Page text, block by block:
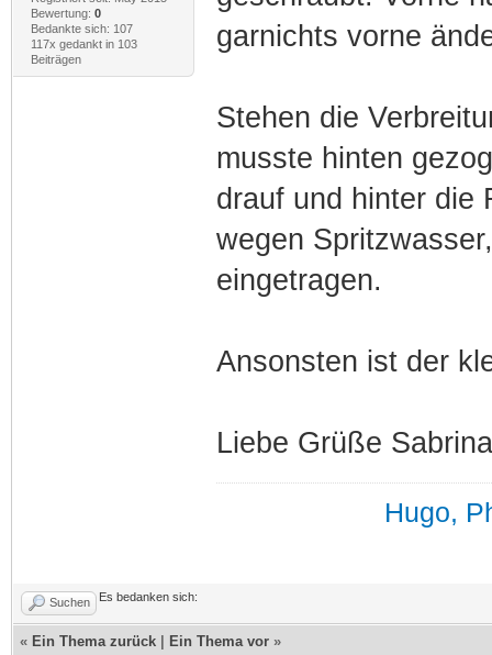
Bewertung: 0
Bedankte sich: 107
117x gedankt in 103
Beiträgen
garnichts vorne
Stehen die
musste hinten
drauf und hinter die
wegen
eingetragen.
Ansonsten ist der
Liebe Grüße Sabrina
Hugo,
Suchen Es bedanken sich:
« Ein Thema zurück Ein Thema vor »